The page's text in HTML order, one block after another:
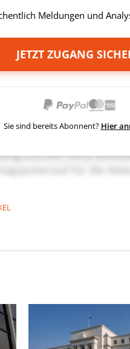
Meldungen und
JETZT ZUGANG
Sie sind bereits Abonnent? Hier